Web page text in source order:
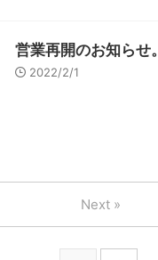
営業再開のお知らせ。
2022/2/1
Next »